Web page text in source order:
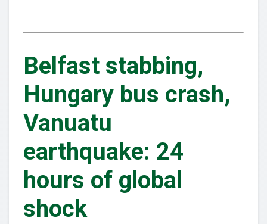
Belfast stabbing,
Hungary bus crash,
Vanuatu
earthquake: 24
hours of global
shock